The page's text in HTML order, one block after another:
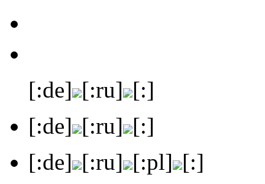
[:de] [:ru] [:]
[:de] [:ru] [:]
[:de] [:ru] [:pl] [:]